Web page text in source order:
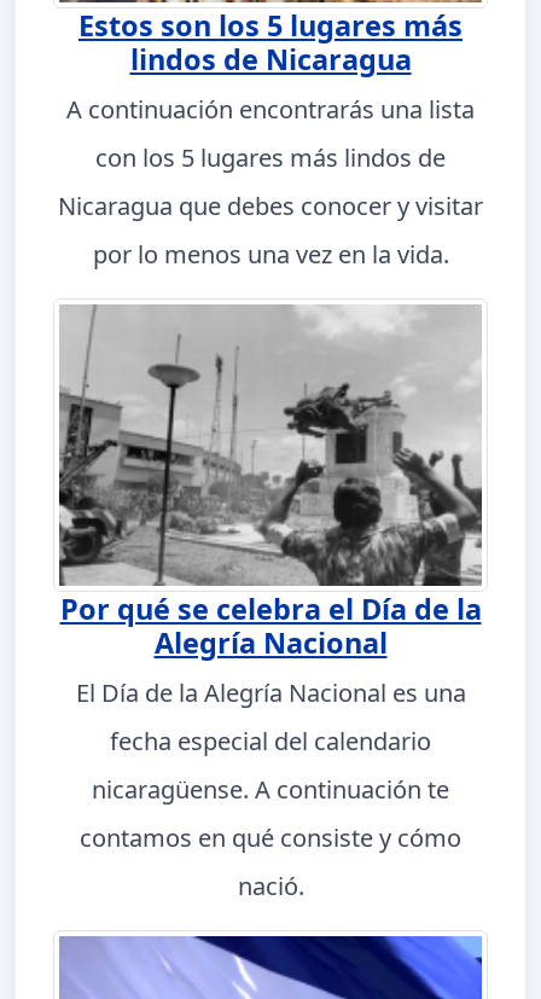
Estos son los 5 lugares más
lindos de Nicaragua
A continuación encontrarás una lista
con los 5 lugares más lindos de
Nicaragua que debes conocer y visitar
por lo menos una vez en la vida.
Por qué se celebra el Día de la
Alegría Nacional
El Día de la Alegría Nacional es una
fecha especial del calendario
nicaragüense. A continuación te
contamos en qué consiste y cómo
nació.